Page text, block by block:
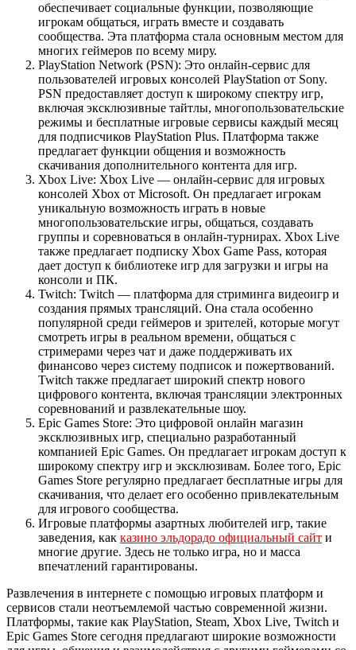
обеспечивает социальные функции, позволяющие
игрокам общаться, играть вместе и создавать
сообщества. Эта платформа стала основным местом для
многих геймеров по всему миру.
PlayStation Network (PSN): Это онлайн-сервис для
пользователей игровых консолей PlayStation от Sony.
PSN предоставляет доступ к широкому спектру игр,
включая эксклюзивные тайтлы, многопользовательские
режимы и бесплатные игровые сервисы каждый месяц
для подписчиков PlayStation Plus. Платформа также
предлагает функции общения и возможность
скачивания дополнительного контента для игр.
Xbox Live: Xbox Live — онлайн-сервис для игровых
консолей Xbox от Microsoft. Он предлагает игрокам
уникальную возможность играть в новые
многопользовательские игры, общаться, создавать
группы и соревноваться в онлайн-турнирах. Xbox Live
также предлагает подписку Xbox Game Pass, которая
дает доступ к библиотеке игр для загрузки и игры на
консоли и ПК.
Twitch: Twitch — платформа для стриминга видеоигр и
создания прямых трансляций. Она стала особенно
популярной среди геймеров и зрителей, которые могут
смотреть игры в реальном времени, общаться с
стримерами через чат и даже поддерживать их
финансово через систему подписок и пожертвований.
Twitch также предлагает широкий спектр нового
цифрового контента, включая трансляции электронных
соревнований и развлекательные шоу.
Epic Games Store: Это цифровой онлайн магазин
эксклюзивных игр, специально разработанный
компанией Epic Games. Он предлагает игрокам доступ к
широкому спектру игр и эксклюзивам. Более того, Epic
Games Store регулярно предлагает бесплатные игры для
скачивания, что делает его особенно привлекательным
для игрового сообщества.
Игровые платформы азартных любителей игр, такие
заведения, как казино эльдорадо официальный сайт и
многие другие. Здесь не только игра, но и масса
впечатлений гарантированы.
Развлечения в интернете с помощью игровых платформ и
сервисов стали неотъемлемой частью современной жизни.
Платформы, такие как PlayStation, Steam, Xbox Live, Twitch и
Epic Games Store сегодня предлагают широкие возможности